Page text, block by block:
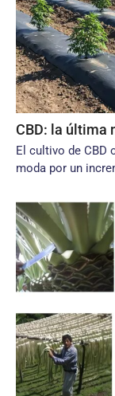
CBD: la última
El cultivo de CBD
moda por un